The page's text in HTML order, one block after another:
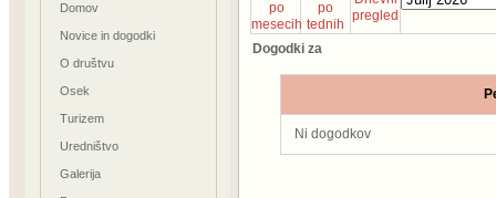
Domov
Novice in dogodki
O društvu
Osek
Turizem
Uredništvo
Galerija
Dogodki za
Ni dogodkov